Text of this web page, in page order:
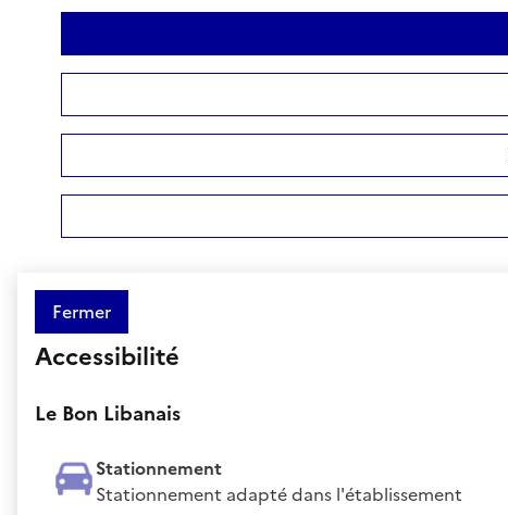
Fermer
Accessibilité
Le Bon Libanais
Stationnement
Stationnement adapté dans l'établissement